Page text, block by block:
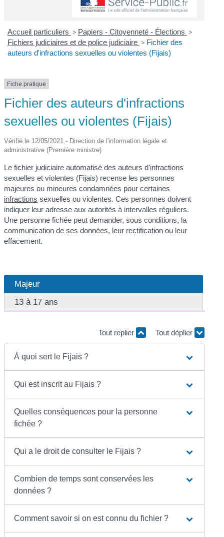
Accueil particuliers > Papiers - Citoyenneté - Élections >
Fichiers judiciaires et de police judiciaire > Fichier des
auteurs d'infractions sexuelles ou violentes (Fijais)
Fiche pratique
Fichier des auteurs d'infractions
sexuelles ou violentes (Fijais)
Vérifié le 12/05/2021 - Direction de l'information légale et
administrative (Première ministre)
Le fichier judiciaire automatisé des auteurs d'infractions
sexuelles et violentes (Fijais) recense les personnes
majeures ou mineures condamnées pour certaines
infractions sexuelles ou violentes. Ces personnes doivent
indiquer leur adresse aux autorités à intervalles réguliers.
Une personne fichée peut demander, sous conditions, la
communication de ses données, leur rectification ou leur
effacement.
Majeur
13 à 17 ans
Tout replier Tout déplier
À quoi sert le Fijais ?
Qui est inscrit au Fijais ?
Quelles conséquences pour la personne
fichée ?
Qui a le droit de consulter le Fijais ?
Combien de temps sont conservées les
données ?
Comment savoir si on est connu du fichier ?